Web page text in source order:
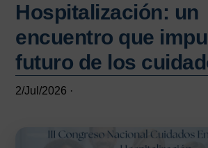
Hospitalización: un
encuentro que
futuro de los
2/Jul/2026 ·